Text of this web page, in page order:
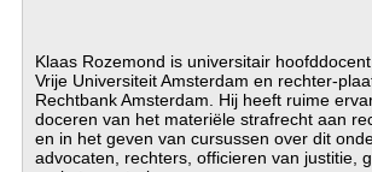
Klaas Rozemond is universitair
Vrije Universiteit Amsterdam en rechter-
Rechtbank Amsterdam. Hij heeft ruime
doceren van het materiële strafrecht aan
en in het geven van cursussen over dit
advocaten, rechters, officieren van justitie,